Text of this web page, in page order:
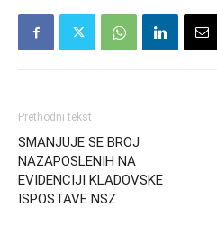
Prethodni tekst
SMANJUJE SE BROJ
NAZAPOSLENIH NA
EVIDENCIJI KLADOVSKE
ISPOSTAVE NSZ